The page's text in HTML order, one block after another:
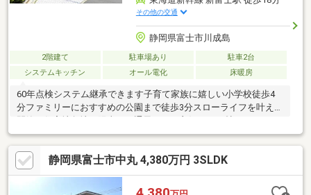
その他の交通
静岡県富士市川成島
2階建て 駐車場あり
駐車2台
システムキッチン
オール電化 床暖房
60年点検システム継承できます子育て家族に嬉しい小学校徒歩4
分ファミリーにおすすめの公園まで徒歩3分スローライフを叶える
したLDKカウンターキッチンからリビングが見渡せます便利なシ
ューズクローク付開放感あふれるルーフバルコニー屋上あり。眺
望をお楽しみいただけます環境と家計にやさしいオール電化住宅
太陽光発電パネル搭載のエコ住宅床暖房付で冬でもポカポカです
すべての人に優しいバリアフリー設計車を大事にされる方におす
静岡県富士市中丸 4,380万円 3SLDK